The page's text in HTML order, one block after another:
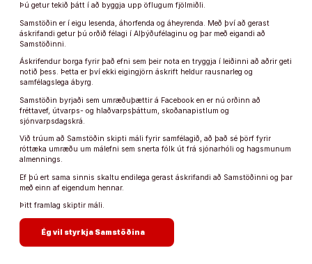
Þú getur tekið þátt í að byggja upp öflugum fjölmiðli.
Samstöðin er í eigu lesenda, áhorfenda og áheyrenda. Með því að gerast
áskrifandi getur þú orðið félagi í Alþýðufélaginu og þar með eigandi að
Samstöðinni.
Áskrifendur borga fyrir það efni sem þeir nota en tryggja í leiðinni að aðrir geti
notið þess. Þetta er því ekki eigingjörn áskrift heldur rausnarleg og
samfélagslega ábyrg.
Samstöðin byrjaði sem umræðuþættir á Facebook en er nú orðinn að
fréttavef, útvarps- og hlaðvarpsþáttum, skoðanapistlum og
sjónvarpsdagskrá.
Við trúum að Samstöðin skipti máli fyrir samfélagið, að það sé þörf fyrir
róttæka umræðu um málefni sem snerta fólk út frá sjónarhóli og hagsmunum
almennings.
Ef þú ert sama sinnis skaltu endilega gerast áskrifandi að Samstöðinni og þar
með einn af eigendum hennar.
Þitt framlag skiptir máli.
Ég vil styrkja Samstöðina